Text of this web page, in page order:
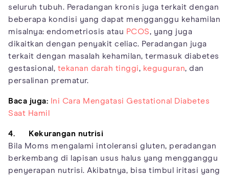
seluruh tubuh. Peradangan kronis juga terkait dengan
beberapa kondisi yang dapat mengganggu kehamilan
misalnya: endometriosis atau PCOS, yang juga
dikaitkan dengan penyakit celiac. Peradangan juga
terkait dengan masalah kehamilan, termasuk diabetes
gestasional, tekanan darah tinggi, keguguran, dan
persalinan prematur.
Baca juga: Ini Cara Mengatasi Gestational Diabetes
Saat Hamil
4. Kekurangan nutrisi
Bila Moms mengalami intoleransi gluten, peradangan
berkembang di lapisan usus halus yang mengganggu
penyerapan nutrisi. Akibatnya, bisa timbul iritasi yang